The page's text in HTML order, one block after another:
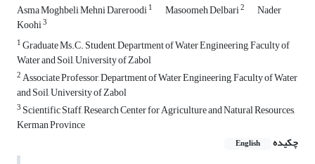
Asma Moghbeli Mehni Dareroodi1 Masoomeh Delbari2 Nader
Koohi3
1Graduate Ms.C. Student, Department of Water Engineering, Faculty of
Water and Soil, University of Zabol
2Associate Professor, Department of Water Engineering, Faculty of Water
and Soil, University of Zabol
3 Scientific Staff, Research Center for Agriculture and Natural Resources,
Kerman Province
چکیده
English